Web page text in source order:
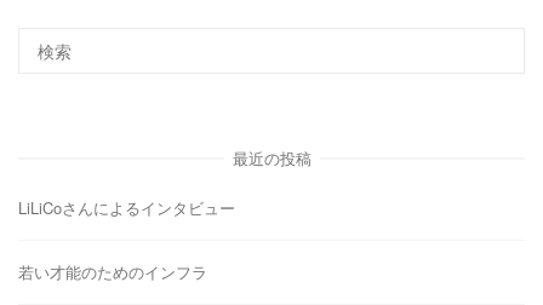
最近の投稿
LiLiCoさんによるインタビュー
若い才能のためのインフラ